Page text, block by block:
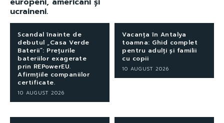
ucraineni.
Scandal înainte de
debutul „Casa Verde
Baterii”: Prețurile
bateriilor exagerate
prin REPowerEU.
Afirmțiile companiilor
certificate.
10 AUGUST 2026
Vacanța în Antalya
toamna: Ghid complet
pentru adulți și familii
cu copii
10 AUGUST 2026